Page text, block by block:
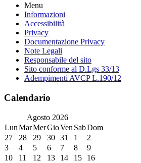
Menu
Informazioni
Accessibilità
Privacy
Documentazione Privacy
Note Legali
Responsabile del sito
Sito conforme al D.Lgs 33/13
Adempimenti AVCP L.190/12
Calendario
Agosto 2026
LunMarMerGioVen SabDom
27
28 29 30 31 1
2
3
4 5 6 7 8
9
10
11 12 13 14 15
16